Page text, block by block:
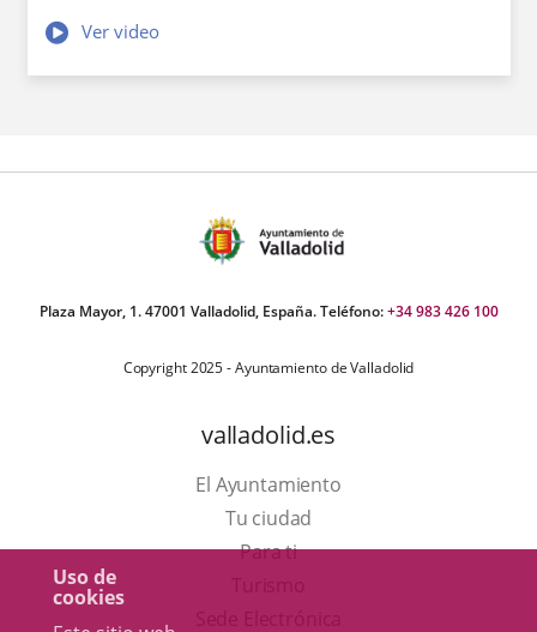
Uso de
cookies
Ver videoEnlace
una
Plaza Mayor, 1. 47001 Valladolid, España. Teléfono:+34 983 426 100
Copyright 2025 - Ayuntamiento de Valladolid
valladolid.es
El Ayuntamiento
Tu ciudad
Para ti